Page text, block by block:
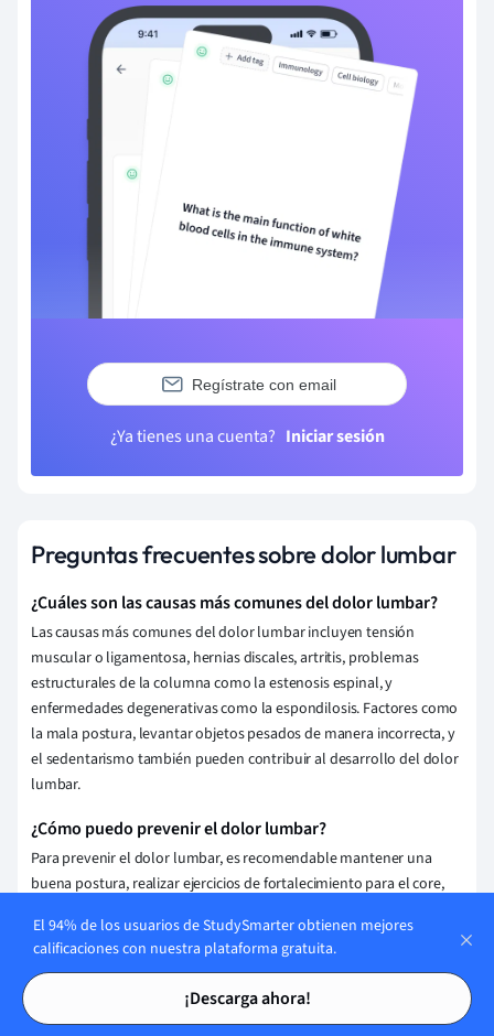
Tarjetas de estudio
Tarjetas de estudio
Regístrate con email
¿Ya tienes una cuenta? Iniciar sesión
Preguntas frecuentes sobre dolor lumbar
¿Cuáles son las causas más comunes del dolor lumbar?
Las causas más comunes del dolor lumbar incluyen tensión
muscular o ligamentosa, hernias discales, artritis, problemas
estructurales de la columna como la estenosis espinal, y
enfermedades degenerativas como la espondilosis. Factores como
la mala postura, levantar objetos pesados de manera incorrecta, y
el sedentarismo también pueden contribuir al desarrollo del dolor
lumbar.
¿Cómo puedo prevenir el dolor lumbar?
Para prevenir el dolor lumbar, es recomendable mantener una
buena postura, realizar ejercicios de fortalecimiento para el core,
peso saludable. Además, es importante descansar adecuadamente
y practicar estiramientos regulares para mejorar la flexibilidad.
¿Cuáles son los tratamientos disponibles para aliviar el
dolor lumbar?
El 94% de los usuarios de StudySmarter obtienen mejores
calificaciones con nuestra plataforma gratuita.
¡Descarga ahora!